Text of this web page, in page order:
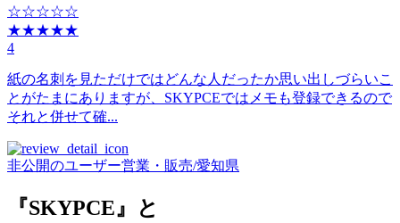
☆☆☆☆☆
★★★★★
4
紙の名刺を見ただけではどんな人だったか思い出しづらいこ
とがたまにありますが、SKYPCEではメモも登録できるので
それと併せて確...
非公開のユーザー営業・販売/愛知県
『SKYPCE』と